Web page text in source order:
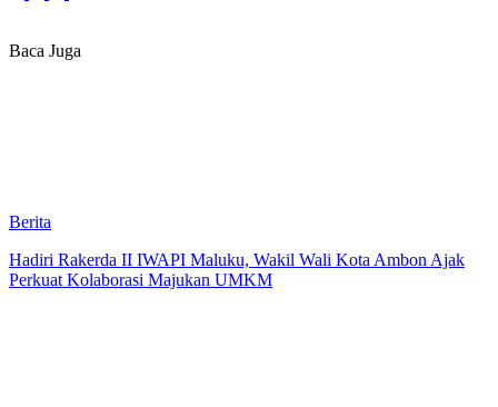
Baca Juga
Berita
Hadiri Rakerda II IWAPI Maluku, Wakil Wali Kota Ambon Ajak
Perkuat Kolaborasi Majukan UMKM